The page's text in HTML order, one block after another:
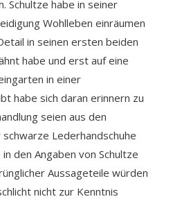
Schultze habe in seiner
Wohlleben einräumen
in seinen ersten beiden
habe und erst auf eine
in einer
habe sich daran erinnern zu
seien aus den
Lederhandschuhe
den Angaben von Schultze
Aussageteile würden
nicht zur Kenntnis